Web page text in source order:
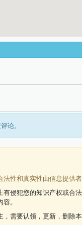
论。
法性和真实性由信息提供
有侵犯您的知识产权或合
。
，需要认领，更新，删除